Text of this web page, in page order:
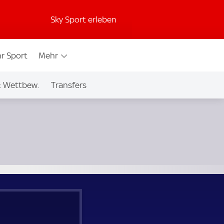
Sky Sport erleben
Sport Mehr
Wettbew. Transfers